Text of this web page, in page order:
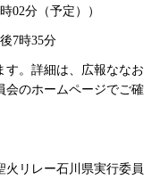
02分（予定））
7時35分
す。詳細は、広報ななお
会のホームページでご確
火リレー石川県実行委員